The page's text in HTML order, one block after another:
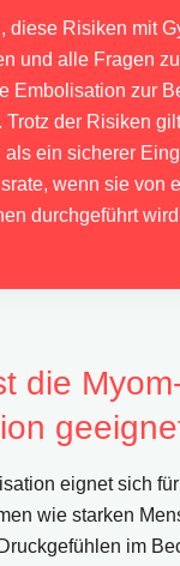
diese Risiken mit
und alle Fragen
Embolisation zur
Trotz der Risiken
als ein sicherer
wenn sie von
durchgeführt
die
eignet sich
wie starken
im